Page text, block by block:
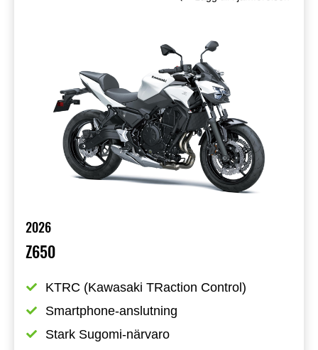
2026
Z650
KTRC (Kawasaki TRaction Control)
Smartphone-anslutning
Stark Sugomi-närvaro